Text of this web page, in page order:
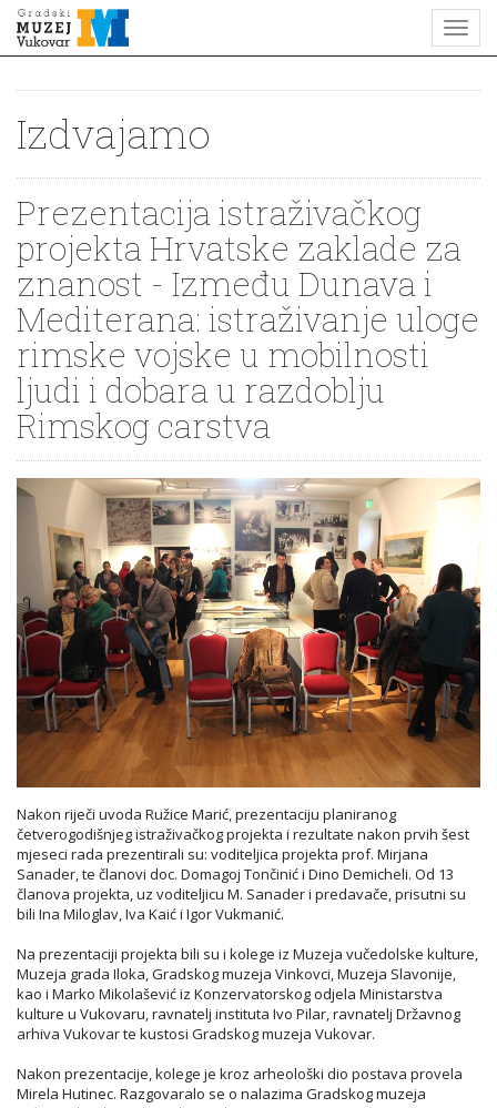
Izdvajamo
Prezentacija istraživačkog
projekta Hrvatske zaklade za
znanost - Između Dunava i
Mediterana: istraživanje uloge
rimske vojske u mobilnosti
ljudi i dobara u razdoblju
Rimskog carstva
Nakon riječi uvoda Ružice Marić, prezentaciju planiranog
četverogodišnjeg istraživačkog projekta i rezultate nakon prvih šest
mjeseci rada prezentirali su: voditeljica projekta prof. Mirjana
Sanader, te članovi doc. Domagoj Tončinić i Dino Demicheli. Od 13
članova projekta, uz voditeljicu M. Sanader i predavače, prisutni su
bili Ina Miloglav, Iva Kaić i Igor Vukmanić.
Na prezentaciji projekta bili su i kolege iz Muzeja vučedolske kulture,
Muzeja grada Iloka, Gradskog muzeja Vinkovci, Muzeja Slavonije,
kao i Marko Mikolašević iz Konzervatorskog odjela Ministarstva
kulture u Vukovaru, ravnatelj instituta Ivo Pilar, ravnatelj Državnog
arhiva Vukovar te kustosi Gradskog muzeja Vukovar.
Nakon prezentacije, kolege je kroz arheološki dio postava provela
Mirela Hutinec. Razgovaralo se o nalazima Gradskog muzeja